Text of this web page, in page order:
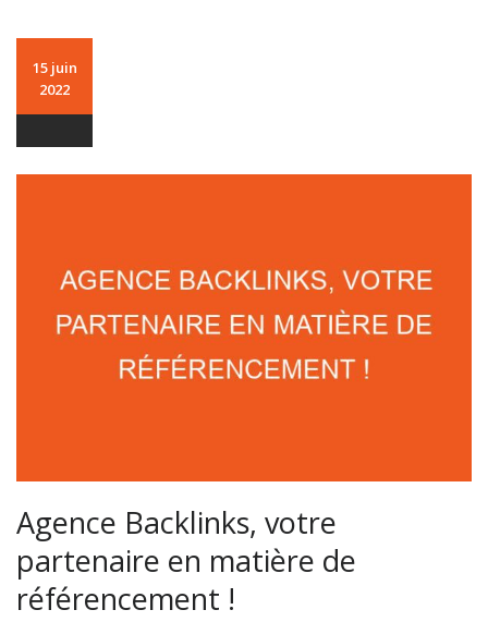
15 juin
2022
Agence Backlinks, votre
partenaire en matière de
référencement !